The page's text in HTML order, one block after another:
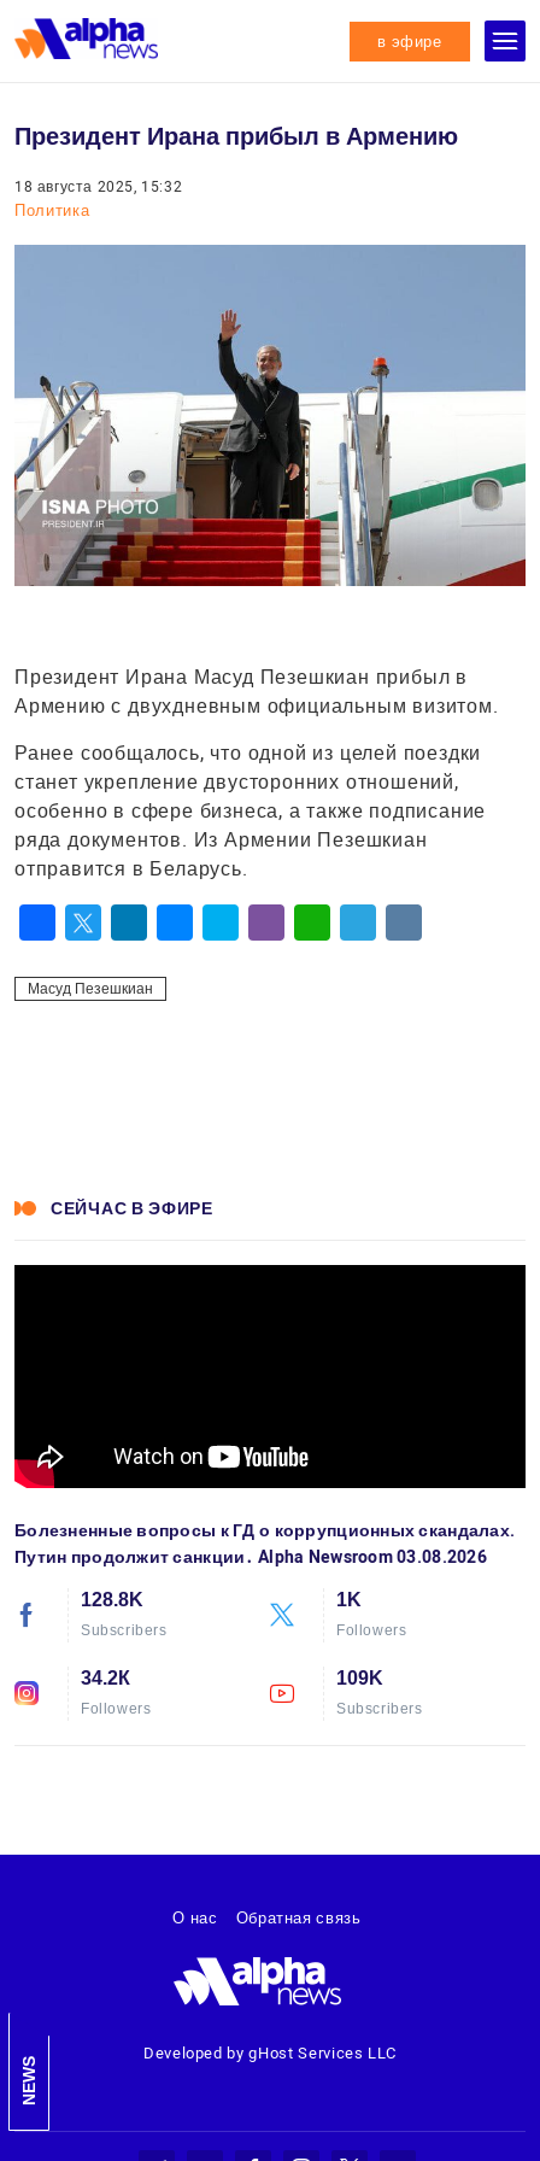
в эфире
Президент Ирана прибыл в Армению
18 августа 2025, 15:32
Политика
Президент Ирана Масуд Пезешкиан прибыл в
Армению с двухдневным официальным визитом.
Ранее сообщалось, что одной из целей поездки
станет укрепление двусторонних отношений,
особенно в сфере бизнеса, а также подписание
ряда документов. Из Армении Пезешкиан
отправится в Беларусь.
Масуд Пезешкиан
СЕЙЧАС В ЭФИРЕ
Болезненные вопросы к ГД о коррупционных скандалах.
Путин продолжит санкции․ Alpha Newsroom 03.08.2026
128.8K
Subscribers
1K
Followers
34.2К
Followers
109K
Subscribers
NEWS
Developed by gHost Services LLC
О нас Обратная связь